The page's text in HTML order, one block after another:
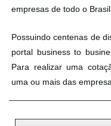
empresas de todo o Brasil
Possuindo centenas de
portal business to
Para realizar uma
uma ou mais das